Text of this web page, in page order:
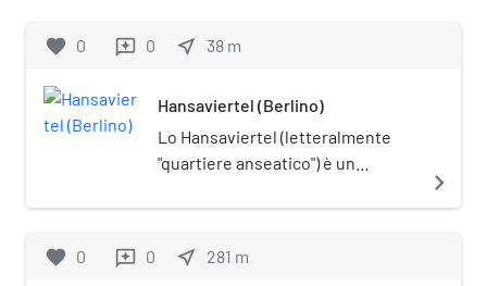
favorite 0 reviews 0 near_me 38 m
Hansaviertel (Berlino)
Lo Hansaviertel (letteralmente
"quartiere anseatico") è un
appartenente al distretto di Mitte.
navigate_next
favorite 0 reviews 0 near_me 281 m